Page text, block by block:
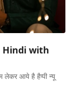
Hindi with
लेकर आये है हैप्पी न्यू